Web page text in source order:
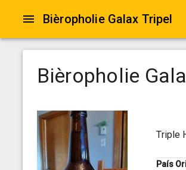
Bièropholie Galax Tripel
Bièropholie
Triple
País